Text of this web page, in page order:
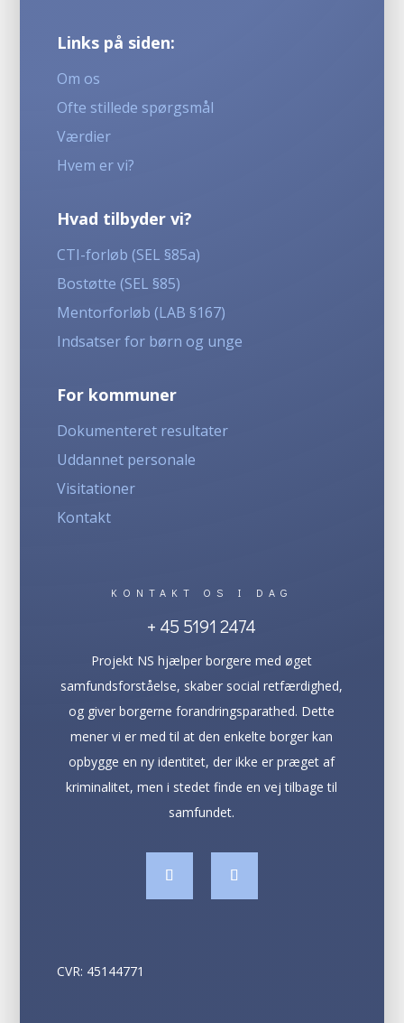
Links på siden:
Om os
Ofte stillede spørgsmål
Værdier
Hvem er vi?
Hvad tilbyder vi?
CTI-forløb (SEL §85a)
Bostøtte (SEL §85)
Mentorforløb (LAB §167)
Indsatser for børn og unge
For kommuner
Dokumenteret resultater
Uddannet personale
Visitationer
Kontakt
KONTAKT OS I DAG
+ 45 5191 2474
Projekt NS hjælper borgere med øget
samfundsforståelse, skaber social retfærdighed,
og giver borgerne forandringsparathed. Dette
mener vi er med til at den enkelte borger kan
opbygge en ny identitet, der ikke er præget af
kriminalitet, men i stedet finde en vej tilbage til
samfundet.
CVR: 45144771